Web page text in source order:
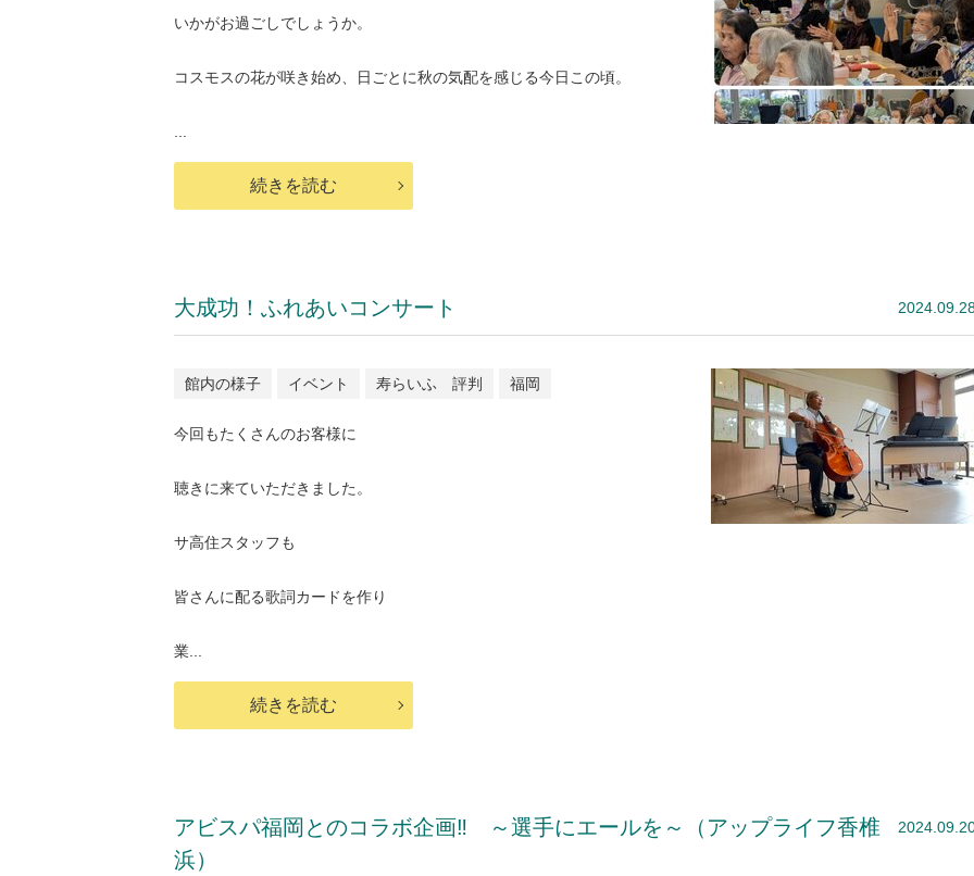
いかがお過ごしでしょうか。
コスモスの花が咲き始め、日ごとに秋の気配を感じる今日この頃。
続きを読む
大成功！ふれあいコンサート
館内の様子 イベント 寿らいふ 評判 福岡
今回もたくさんのお客様に
聴きに来ていただきました。
サ高住スタッフも
皆さんに配る歌詞カードを作り
業...
続きを読む
アビスパ福岡とのコラボ企画‼ ～選手にエールを～（アップライフ香椎
浜）